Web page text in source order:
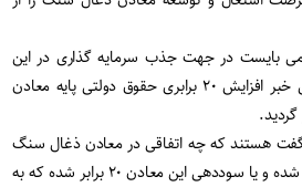
بایست در جهت جذب سرمایه گذاری در این
حوزه اقدام نماییم چند روز قبل خبر افزایش ۲۰ برابری حقوق دولتی پایه معادن
هستند که چه اتفاقی در معادن ذغال سنگ
افتاده، آیا تولید معادن ۲۰ برابر شده و یا سوددهی این معادن ۲۰ برابر شده که به